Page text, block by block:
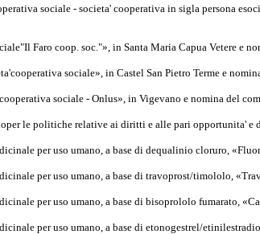
sociale - societa' cooperativa in sigla persona
Faro coop. soc."», in Santa Maria Capua Vetere e
sociale», in Castel San Pietro Terme e
sociale - Onlus», in Vigevano e nomina del
le politiche relative ai diritti e alle pari opportunita'
per uso umano, a base di dequalinio cloruro,
per uso umano, a base di travoprost/timololo,
per uso umano, a base di bisoprololo fumarato,
per uso umano, a base di etonogestrel/